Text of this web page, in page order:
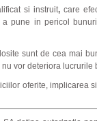
si instruit, care
a pune in pericol
sunt de cea mai
vor deteriora lucrurile
oferite, implicarea